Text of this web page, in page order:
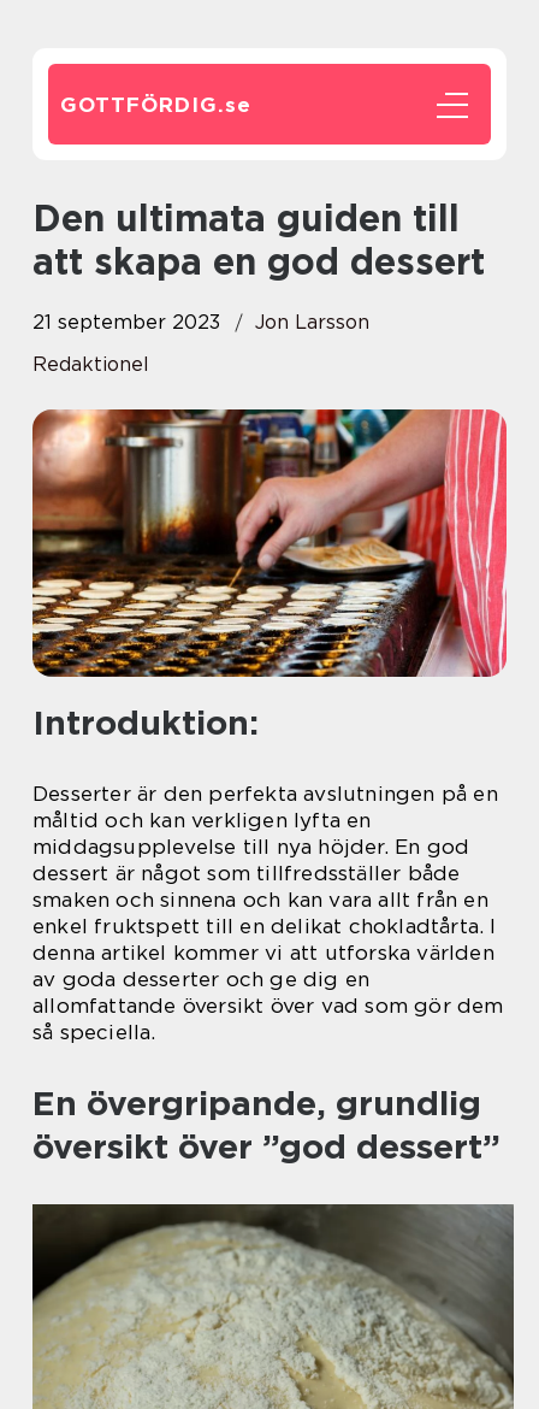
GOTTFÖRDIG.se
Den ultimata guiden till
att skapa en god dessert
21 september 2023
Jon Larsson
Redaktionel
Introduktion:
Desserter är den perfekta avslutningen på en
måltid och kan verkligen lyfta en
middagsupplevelse till nya höjder. En god
dessert är något som tillfredsställer både
smaken och sinnena och kan vara allt från en
enkel fruktspett till en delikat chokladtårta. I
denna artikel kommer vi att utforska världen
av goda desserter och ge dig en
allomfattande översikt över vad som gör dem
så speciella.
En övergripande, grundlig
översikt över ”god dessert”